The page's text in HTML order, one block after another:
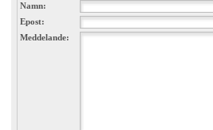
Namn:
Epost:
Meddelande: